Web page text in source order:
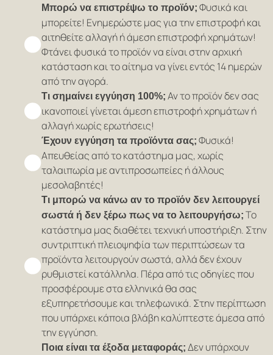
Μπορώ να επιστρέψω το προϊόν; Φυσικά και
μπορείτε! Ενημερώστε μας για την επιστροφή και
αιτηθείτε αλλαγή ή άμεση επιστροφή χρημάτων!
Φτάνει φυσικά το προϊόν να είναι στην αρχική
κατάσταση και το αίτημα να γίνει εντός 14 ημερών
από την αγορά.
Τι σημαίνει εγγύηση 100%; Αν το προϊόν δεν σας
ικανοποιεί γίνεται άμεση επιστροφή χρημάτων ή
αλλαγή χωρίς ερωτήσεις!
Έχουν εγγύηση τα προϊόντα σας; Φυσικά!
Απευθείας από το κατάστημα μας, χωρίς
ταλαιπωρία με αντιπροσωπείες ή άλλους
μεσολαβητές!
Τι μπορώ να κάνω αν το προϊόν δεν λειτουργεί
σωστά ή δεν ξέρω πως να το λειτουργήσω; Το
κατάστημα μας διαθέτει τεχνική υποστήριξη. Στην
συντριπτική πλειοψηφία των περιπτώσεων τα
προϊόντα λειτουργούν σωστά, αλλά δεν έχουν
ρυθμιστεί κατάλληλα. Πέρα από τις οδηγίες που
προσφέρουμε στα ελληνικά θα σας
εξυπηρετήσουμε και τηλεφωνικά. Στην περίπτωση
που υπάρχει κάποια βλάβη καλύπτεστε άμεσα από
την εγγύηση.
Ποια είναι τα έξοδα μεταφοράς; Δεν υπάρχουν